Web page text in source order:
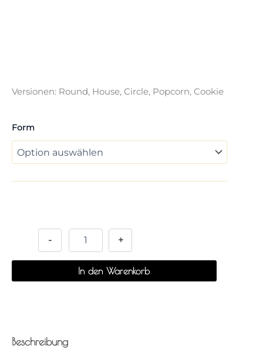
Versionen: Round, House, Circle, Popcorn, Cookie
Form
- +
In den Warenkorb
Beschreibung